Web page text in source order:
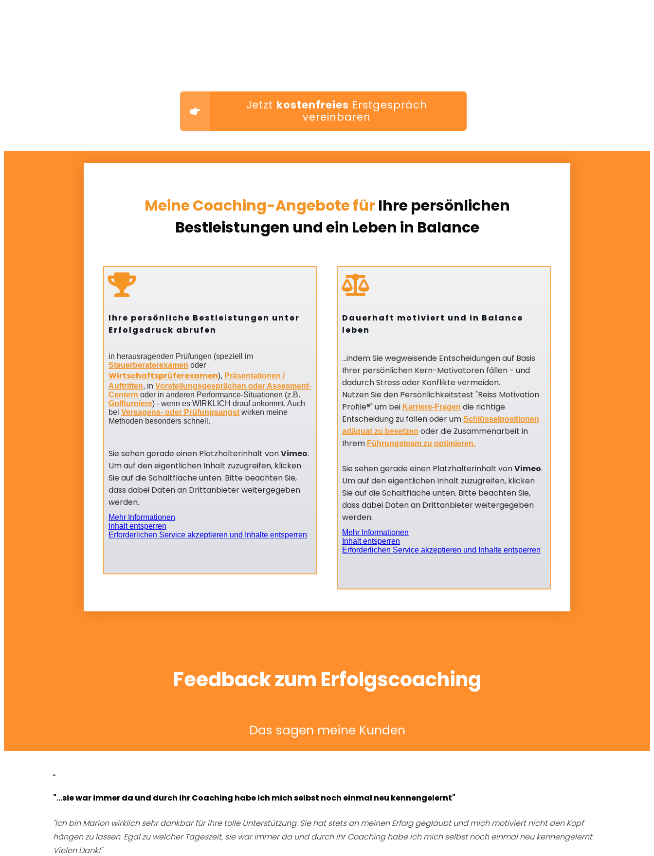
Jetzt kostenfreies Erstgespräch
vereinbaren
MeineCoaching-Angebote fürIhre persönlichen
Bestleistungen und ein Leben in Balance
Ihre persönliche Bestleistungen unter
Erfolgsdruck abrufen
in herausragenden Prüfungen (speziell im
Steuerberaterexamen oder
Wirtschaftsprüferexamen), Präsentationen /
Auftritten, in Vorstellungsgesprächen oder Assesment-
Centern oder in anderen Performance-Situationen (z.B.
Golfturniere) - wenn es WIRKLICH drauf ankommt. Auch
bei Versagens- oder Prüfungsangst wirken meine
Methoden besonders schnell.
Sie sehen gerade einen Platzhalterinhalt vonVimeo.
Um auf den eigentlichen Inhalt zuzugreifen, klicken
Sie auf die Schaltfläche unten. Bitte beachten Sie,
dass dabei Daten an Drittanbieter weitergegeben
werden.
Mehr Informationen
Inhalt entsperren
Erforderlichen Service akzeptieren und Inhalte entsperren
Dauerhaft motiviert und in Balance
leben
...indem Sie wegweisende Entscheidungen auf Basis
Ihrer persönlichen Kern-Motivatoren fällen - und
dadurch Stress oder Konflikte vermeiden.
Nutzen Sie den Persönlichkeitstest "Reiss Motivation
Profile®" um bei Karriere-Fragen die richtige
Entscheidung zu fällen oder um Schlüsselpositionen
adäquat zu besetzen oder die Zusammenarbeit in
Ihrem Führungsteam zu optimieren.
Sie sehen gerade einen Platzhalterinhalt vonVimeo.
Um auf den eigentlichen Inhalt zuzugreifen, klicken
Sie auf die Schaltfläche unten. Bitte beachten Sie,
dass dabei Daten an Drittanbieter weitergegeben
werden.
Mehr Informationen
Inhalt entsperren
Erforderlichen Service akzeptieren und Inhalte entsperren
Feedback zum Erfolgscoaching
Das sagen meine Kunden
“
"...sie war immer da und durch ihr Coaching habe ich mich selbst noch einmal neu kennengelernt"
"Ich bin Marion wirklich sehr dankbar für ihre tolle Unterstützung. Sie hat stets an meinen Erfolg geglaubt und mich motiviert nicht den Kopf
hängen zu lassen. Egal zu welcher Tageszeit, sie war immer da und durch ihr Coaching habe ich mich selbst noch einmal neu kennengelernt.
Vielen Dank!"